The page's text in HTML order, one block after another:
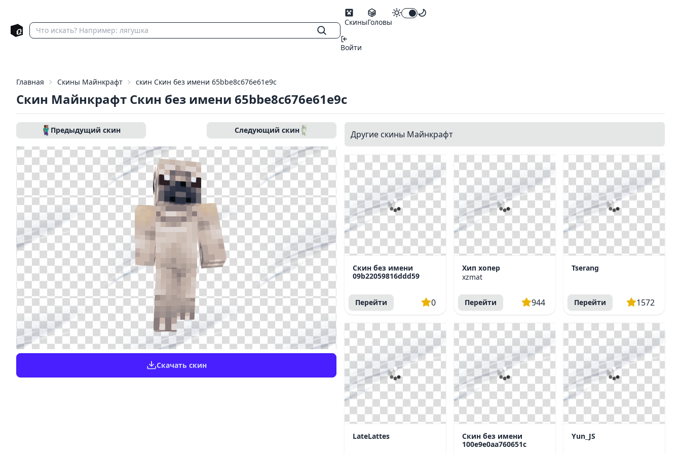
СкиныГоловы
Войти
Главная Скины Майнкрафт скин Скин без имени 65bbe8c676e61e9c
Скин Майнкрафт Скин без имени 65bbe8c676e61e9c
Предыдущий скин Следующий скин
Скачать скин
Другие скины Майнкрафт
Скин без имени
09b22059816ddd59
Перейти 0
Хип хопер
xzmat
Перейти 944
Tserang
Перейти 1572
LateLattes
Скин без имени
100e9e0aa760651c
Yun_JS